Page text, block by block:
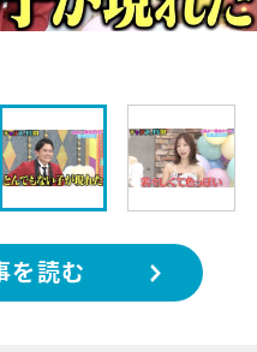
を読む